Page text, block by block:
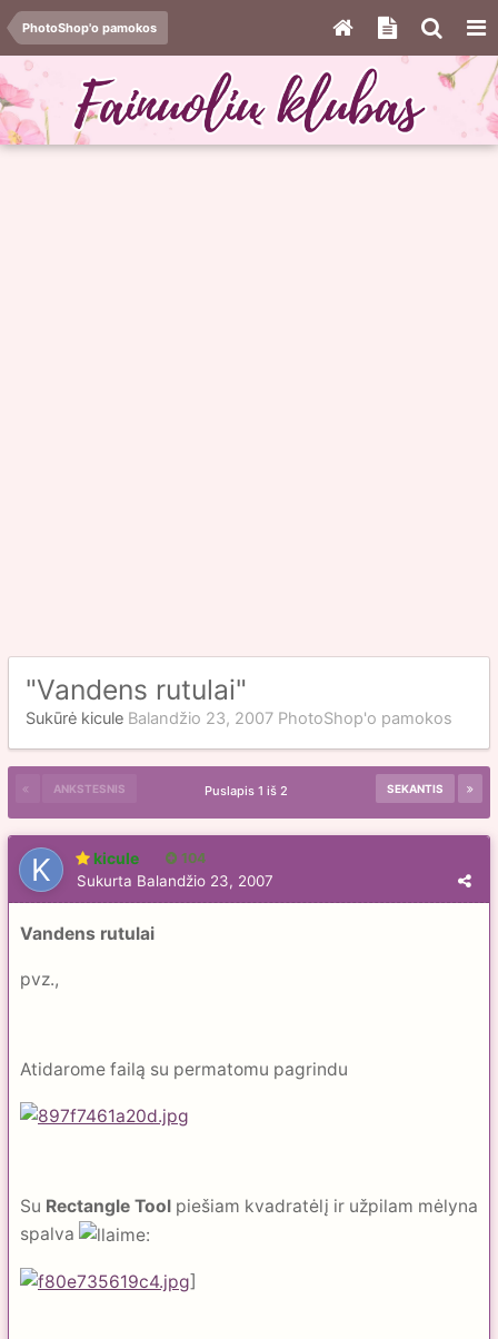
PhotoShop'o pamokos
"Vandens rutulai"
Sukūrė kicule Balandžio 23, 2007 PhotoShop'o pamokos
ANKSTESNIS SEKANTIS
Puslapis 1 iš 2
kicule 104
Sukurta Balandžio 23, 2007
Vandens rutulai
pvz.,
Atidarome failą su permatomu pagrindu
Su Rectangle Tool piešiam kvadratėlį ir užpilam mėlyna
spalva
]